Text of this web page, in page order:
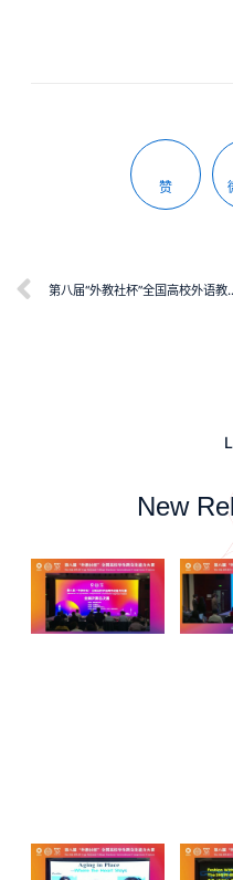
赞
第八届“外教社杯”全国高
New